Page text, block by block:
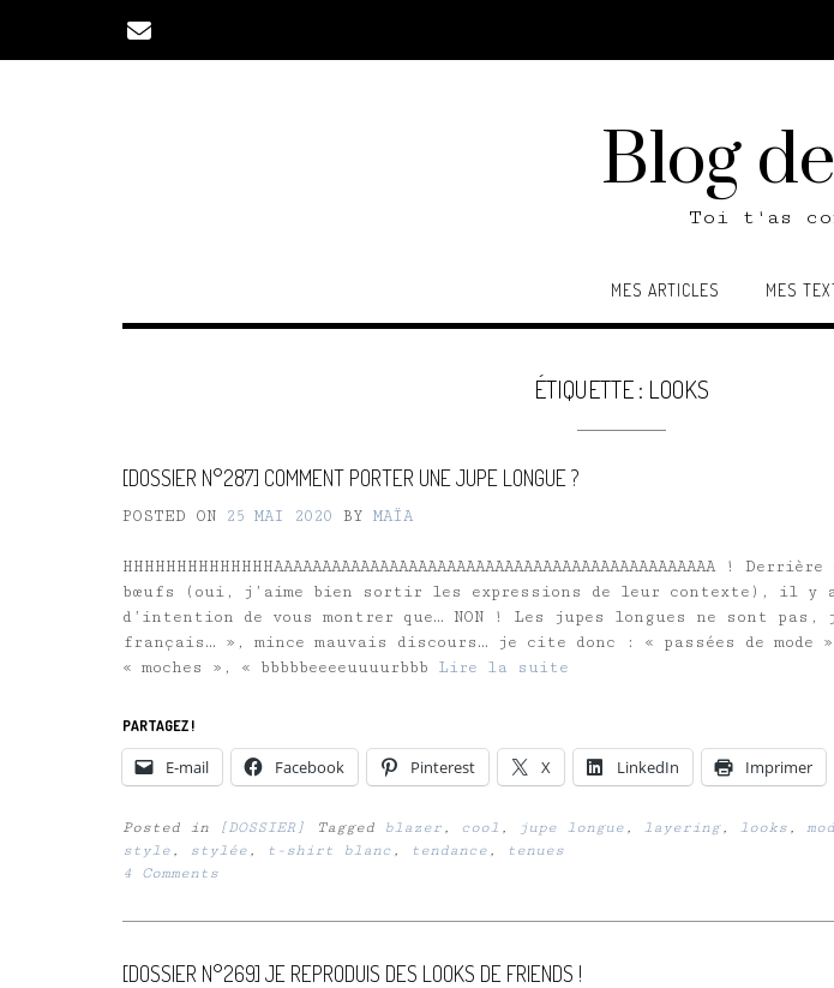
content
Blog
Toi t'as
MES ARTICLES MES
ÉTIQUETTE : LOOKS
[DOSSIER N°287] COMMENT PORTER UNE JUPE LONGUE ?
POSTED ON 25 MAI 2020 BY MAÏA
HHHHHHHHHHHHHHAAAAAAAAAAAAAAAAAAAAAAAAAAAAAAAAAAAAAAAAAAAAAA !
bœufs (oui, j’aime bien sortir les expressions de leur contexte), il y a
d’intention de vous montrer que… NON ! Les jupes longues ne sont
français… », mince mauvais discours… je cite donc : « passées de
« moches », « bbbbbeeeeuuuurbbb Lire la suite
PARTAGEZ !
E-mail Facebook Pinterest X LinkedIn Imprimer
Posted in [DOSSIER] Tagged blazer , cool , jupe longue , layering, looks ,
style , stylée , t-shirt blanc , tendance ,
tenues
4 Comments
[DOSSIER N°269] JE REPRODUIS DES LOOKS DE FRIENDS !